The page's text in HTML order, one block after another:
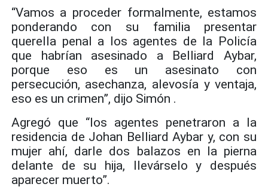
“Vamos a proceder formalmente, estamos
ponderando con su familia presentar
querella penal a los agentes de la Policía
que habrían asesinado a Belliard Aybar,
porque eso es un asesinato con
persecución, asechanza, alevosía y ventaja,
eso es un crimen”, dijo Simón .
Agregó que “los agentes penetraron a la
residencia de Johan Belliard Aybar y, con su
mujer ahí, darle dos balazos en la pierna
delante de su hija, llevárselo y después
aparecer muerto”.